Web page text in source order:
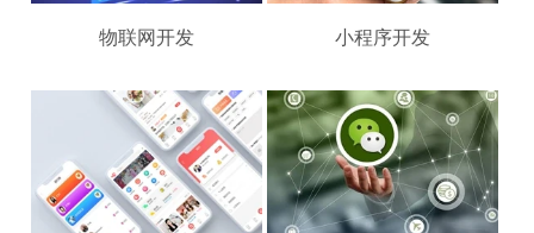
物联网开发 小程序开发